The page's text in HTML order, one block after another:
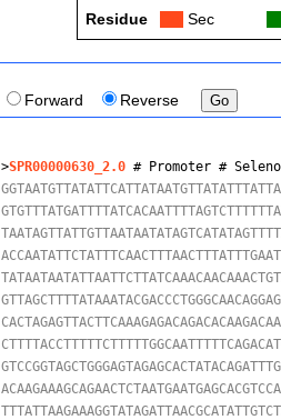
Residue
Sec
Forward Reverse
>SPR00000630_2.0 # Promoter #